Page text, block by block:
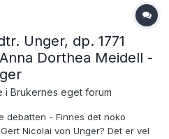
Unger, dp. 1771
Dorthea Meidell -
i Brukernes eget forum
debatten - Finnes det noko
Nicolai von Unger? Det er vel